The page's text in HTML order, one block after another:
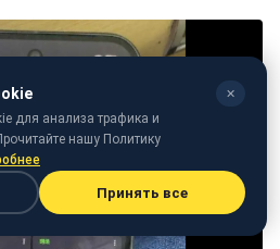
✕
для анализа трафика и
нашу Политику
Принять все